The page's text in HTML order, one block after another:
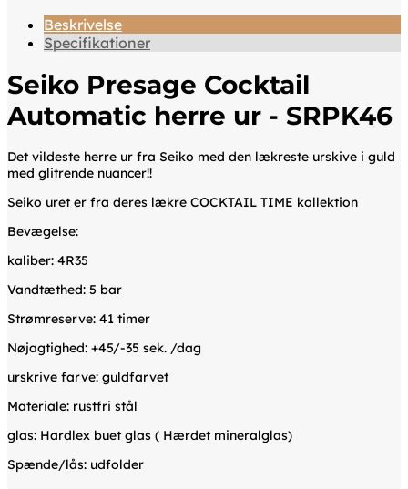
Beskrivelse
Specifikationer
Seiko Presage Cocktail
Automatic herre ur - SRPK46
Det vildeste herre ur fra Seiko med den lækreste urskive i guld
med glitrende nuancer!!
Seiko uret er fra deres lækre COCKTAIL TIME kollektion
Bevægelse:
kaliber: 4R35
Vandtæthed: 5 bar
Strømreserve: 41 timer
Nøjagtighed: +45/-35 sek. /dag
urskrive farve: guldfarvet
Materiale: rustfri stål
glas: Hardlex buet glas ( Hærdet mineralglas)
Spænde/lås: udfolder